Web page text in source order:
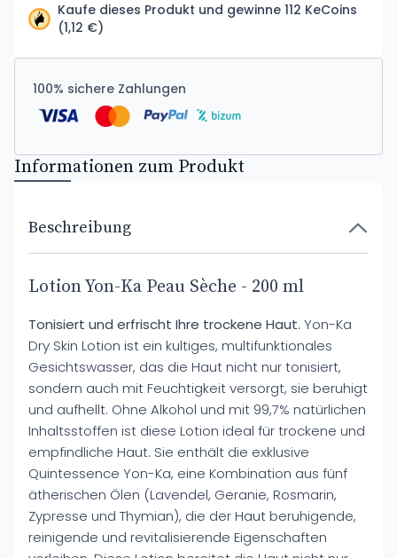
Kaufe dieses Produkt und gewinne 112 KeCoins
(1,12 €)
100% sichere Zahlungen
Informationen zum Produkt
Beschreibung
Lotion Yon-Ka Peau Sèche - 200 ml
Tonisiert und erfrischt Ihre trockene Haut. Yon-Ka
Dry Skin Lotion ist ein kultiges, multifunktionales
Gesichtswasser, das die Haut nicht nur tonisiert,
sondern auch mit Feuchtigkeit versorgt, sie beruhigt
und aufhellt. Ohne Alkohol und mit 99,7% natürlichen
Inhaltsstoffen ist diese Lotion ideal für trockene und
empfindliche Haut. Sie enthält die exklusive
Quintessence Yon-Ka, eine Kombination aus fünf
ätherischen Ölen (Lavendel, Geranie, Rosmarin,
Zypresse und Thymian), die der Haut beruhigende,
reinigende und revitalisierende Eigenschaften